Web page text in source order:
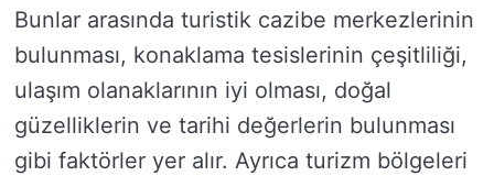
Bunlar arasında turistik cazibe merkezlerinin
bulunması, konaklama tesislerinin çeşitliliği,
ulaşım olanaklarının iyi olması, doğal
güzelliklerin ve tarihi değerlerin bulunması
gibi faktörler yer alır. Ayrıca turizm bölgeleri